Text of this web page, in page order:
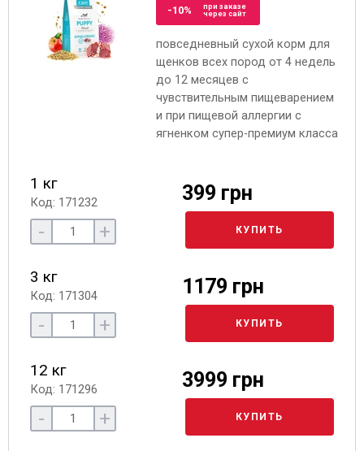
-10%
при заказе
через сайт
повседневный сухой корм для
щенков всех пород от 4 недель
до 12 месяцев с
чувствительным пищеварением
и при пищевой аллергии с
ягненком супер-премиум класса
1 кг
Код: 171232 399 грн
- + КУПИТЬ
3 кг
Код: 171304 1179 грн
- + КУПИТЬ
12 кг
Код: 171296 3999 грн
- + КУПИТЬ